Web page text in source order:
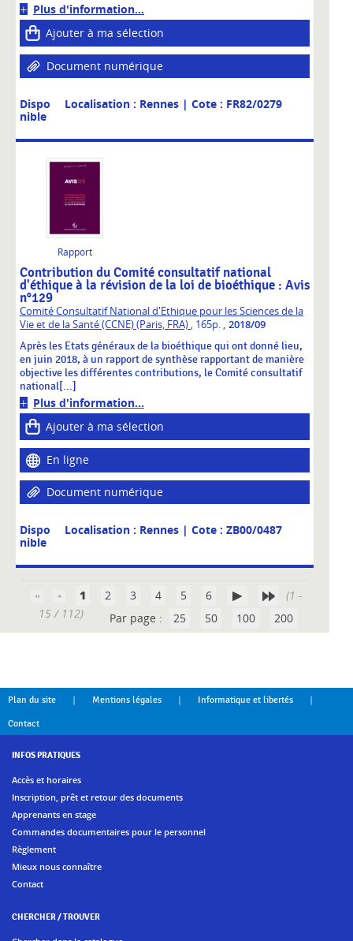
Plus d'information...
Ajouter à ma sélection
Document numérique
Dispo
nible
Localisation : Rennes | Cote : FR82/0279
Rapport
Contribution du Comité consultatif national
d'éthique à la révision de la loi de bioéthique : Avis
n°129
Comité Consultatif National d'Ethique pour les Sciences de la
Vie et de la Santé (CCNE) (Paris, FRA) , 165p. , 2018/09
Après les Etats généraux de la bioéthique qui ont donné lieu,
en juin 2018, à un rapport de synthèse rapportant de manière
objective les différentes contributions, le Comité consultatif
national[...]
Plus d'information...
Ajouter à ma sélection
En ligne
Document numérique
Dispo
nible
Localisation : Rennes | Cote : ZB00/0487
1 2 3 4 5 6
15 / 112)
Par page : 25 50 100 200
Plan du site | Mentions légales | Informatique et libertés |
Contact
INFOS PRATIQUES
Accès et horaires
Inscription, prêt et retour des documents
Apprenants en stage
Commandes documentaires pour le personnel
Règlement
Mieux nous connaître
Contact
CHERCHER / TROUVER